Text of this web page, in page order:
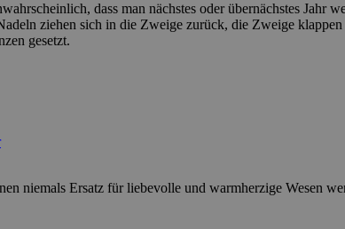
dass man nächstes oder übernächstes
ziehen sich in die Zweige zurück, die Zweige
gesetzt.
niemals Ersatz für liebevolle und warmherzige Wesen